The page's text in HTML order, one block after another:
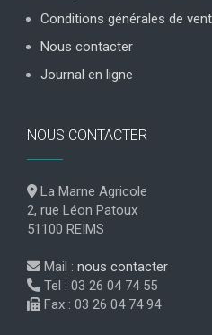
Conditions générales de
Nous contacter
Journal en ligne
NOUS CONTACTER
La Marne Agricole
2, rue Léon Patoux
51100 REIMS
Mail : nous contacter
Tel : 03 26 04 74 55
Fax : 03 26 04 74 94